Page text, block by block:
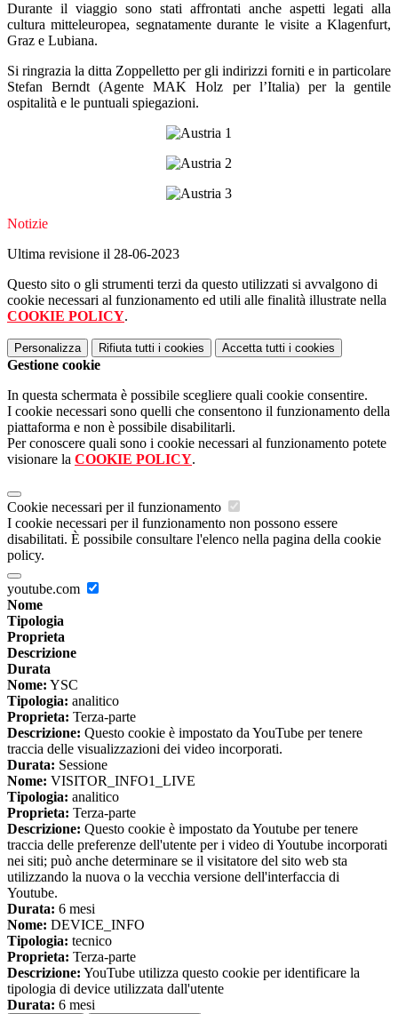
Durante il viaggio sono stati affrontati anche aspetti legati alla
cultura mitteleuropea, segnatamente durante le visite a Klagenfurt,
Graz e Lubiana.
Si ringrazia la ditta Zoppelletto per gli indirizzi forniti e in particolare
Stefan Berndt (Agente MAK Holz per l’Italia) per la gentile
ospitalità e le puntuali spiegazioni.
Notizie
Ultima revisione il 28-06-2023
Questo sito o gli strumenti terzi da questo utilizzati si avvalgono di
cookie necessari al funzionamento ed utili alle finalità illustrate nella
COOKIE POLICY.
Personalizza Rifiuta tutti i cookies Accetta tutti i cookies
Gestione cookie
In questa schermata è possibile scegliere quali cookie consentire.
I cookie necessari sono quelli che consentono il funzionamento della
piattaforma e non è possibile disabilitarli.
Per conoscere quali sono i cookie necessari al funzionamento potete
visionare la COOKIE POLICY.
Cookie necessari per il funzionamento
I cookie necessari per il funzionamento non possono essere
disabilitati. È possibile consultare l'elenco nella pagina della cookie
policy.
youtube.com
Nome
Tipologia
Proprieta
Descrizione
Durata
Nome: YSC
Tipologia: analitico
Proprieta: Terza-parte
Descrizione: Questo cookie è impostato da YouTube per tenere
traccia delle visualizzazioni dei video incorporati.
Durata: Sessione
Nome: VISITOR_INFO1_LIVE
Tipologia: analitico
Proprieta: Terza-parte
Descrizione: Questo cookie è impostato da Youtube per tenere
traccia delle preferenze dell'utente per i video di Youtube incorporati
nei siti; può anche determinare se il visitatore del sito web sta
utilizzando la nuova o la vecchia versione dell'interfaccia di
Youtube.
Durata: 6 mesi
Nome: DEVICE_INFO
Tipologia: tecnico
Proprieta: Terza-parte
Descrizione: YouTube utilizza questo cookie per identificare la
tipologia di device utilizzata dall'utente
Durata: 6 mesi